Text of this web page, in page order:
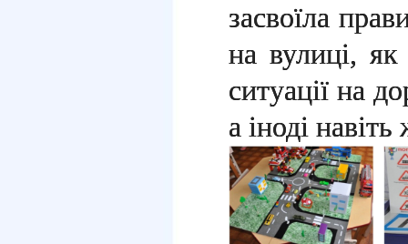
засвоїла
на вулиці, як
ситуації на
а іноді